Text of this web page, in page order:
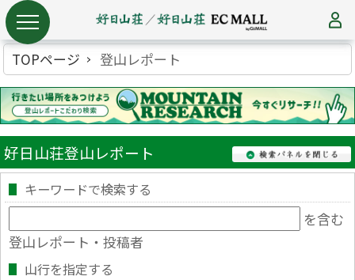
TOPページ 登山レポート
好日山荘登山レポート
キーワードで検索する
を含む
登山レポート・投稿者
山行を指定する